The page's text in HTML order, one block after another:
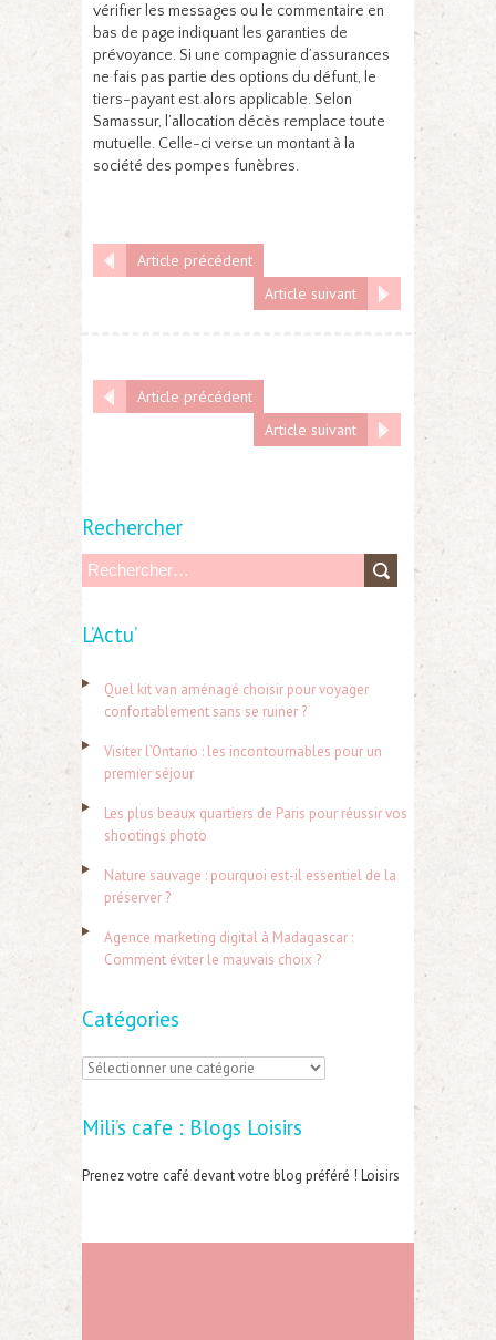
vérifier les messages ou le commentaire en
bas de page indiquant les garanties de
prévoyance. Si une compagnie d’assurances
ne fais pas partie des options du défunt, le
tiers-payant est alors applicable. Selon
Samassur, l’allocation décès remplace toute
mutuelle. Celle-ci verse un montant à la
société des pompes funèbres.
Article précédent
Article suivant
Article précédent
Article suivant
Rechercher
h
r
:
L’Actu’
Quel kit van aménagé choisir pour voyager
confortablement sans se ruiner ?
Visiter l’Ontario : les incontournables pour un
premier séjour
Les plus beaux quartiers de Paris pour réussir vos
shootings photo
Nature sauvage : pourquoi est-il essentiel de la
préserver ?
Agence marketing digital à Madagascar :
Comment éviter le mauvais choix ?
Catégories
C
t
é
o
Mili’s cafe : Blogs Loisirs
Prenez votre café devant votre blog préféré ! Loisirs